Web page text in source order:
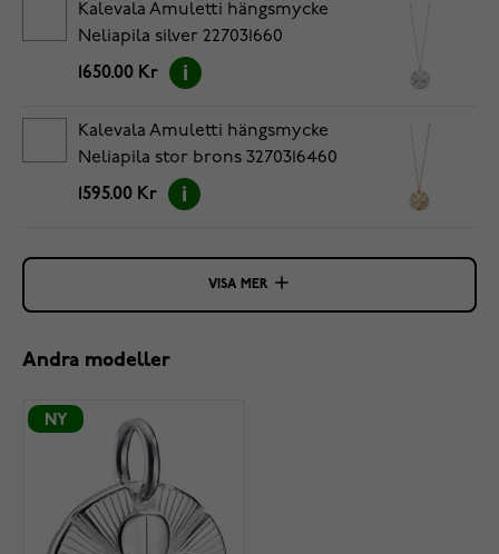
Kalevala Amuletti hängsmycke
Neliapila silver 227031660
1650.00 Kr
Kalevala Amuletti hängsmycke
Neliapila stor brons 3270316460
1595.00 Kr
VISA MER
Andra modeller
NY